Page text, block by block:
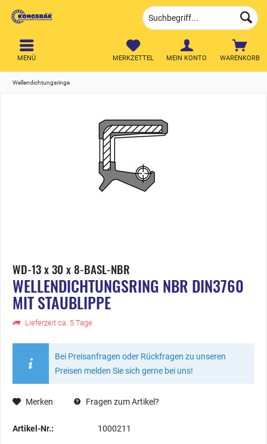
WARENKORB
MERKZETTEL MEIN KONTO
MENÜ
Wellendichtungsringe
WD-13 x 30 x 8-BASL-NBR
WELLENDICHTUNGSRING NBR DIN3760
MIT STAUBLIPPE
Lieferzeit ca. 5 Tage
Bei Preisanfragen oder Rückfragen zu unseren
Preisen melden Sie sich gerne bei uns!
Merken Fragen zum Artikel?
Artikel-Nr.: 1000211